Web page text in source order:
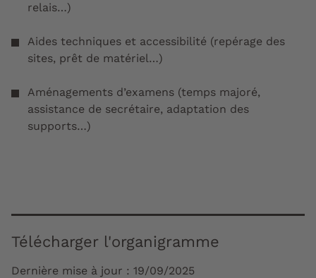
relais…)
Aides techniques et accessibilité (repérage des
sites, prêt de matériel…)
Aménagements d’examens (temps majoré,
assistance de secrétaire, adaptation des
supports…)
Télécharger l'organigramme
Dernière mise à jour : 19/09/2025